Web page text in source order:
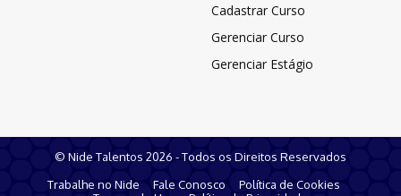
Cadastrar Curso
Gerenciar Curso
Gerenciar Estágio
© Nide Talentos 2026 - Todos os Direitos Reservados
Trabalhe no Nide
Fale Conosco
Política de Cookies